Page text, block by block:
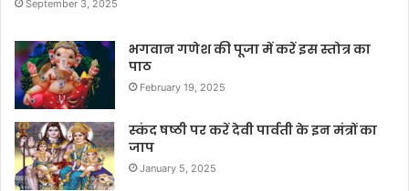
September 3, 2025
भगवान गणेश की पूजा में करें इस स्तोत्र का
पाठ
February 19, 2025
स्कंद षष्ठी पर करें देवी पार्वती के इन मंत्रों का
जाप
January 5, 2025